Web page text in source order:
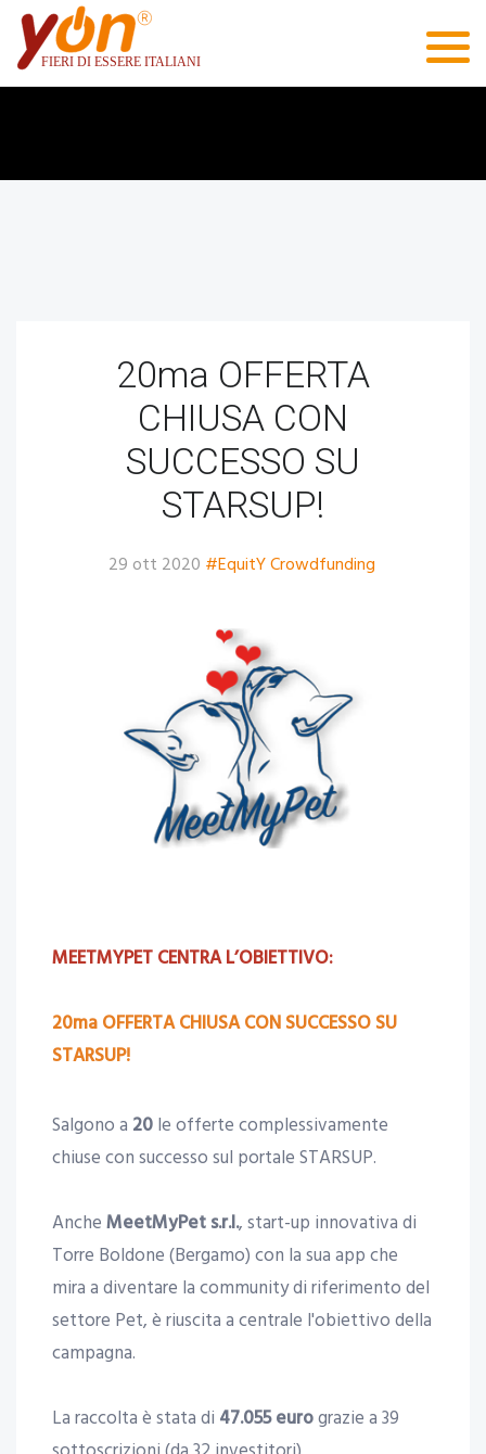
20ma OFFERTA
CHIUSA CON
SUCCESSO SU
STARSUP!
29 ott 2020 #EquitY Crowdfunding
MEETMYPET CENTRA L’OBIETTIVO:
20ma OFFERTA CHIUSA CON SUCCESSO SU
STARSUP!
Salgono a 20 le offerte complessivamente
chiuse con successo sul portale STARSUP.
Anche MeetMyPet s.r.l., start-up innovativa di
Torre Boldone (Bergamo) con la sua app che
mira a diventare la community di riferimento del
settore Pet, è riuscita a centrale l'obiettivo della
campagna.
La raccolta è stata di 47.055 eurograzie a 39